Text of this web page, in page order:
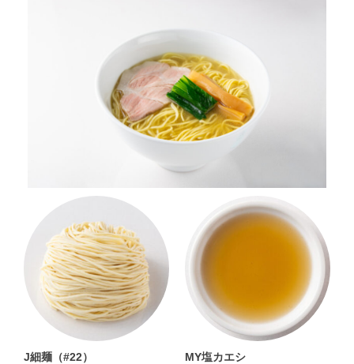
J細麺（#22）
MY塩カエシ